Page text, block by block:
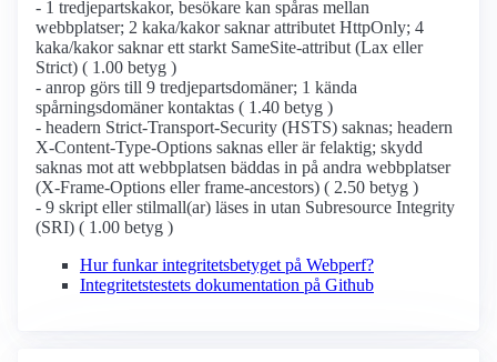
- 1 tredjepartskakor, besökare kan spåras mellan
webbplatser; 2 kaka/kakor saknar attributet HttpOnly; 4
kaka/kakor saknar ett starkt SameSite-attribut (Lax eller
Strict) ( 1.00 betyg )
- anrop görs till 9 tredjepartsdomäner; 1 kända
spårningsdomäner kontaktas ( 1.40 betyg )
- headern Strict-Transport-Security (HSTS) saknas; headern
X-Content-Type-Options saknas eller är felaktig; skydd
saknas mot att webbplatsen bäddas in på andra webbplatser
(X-Frame-Options eller frame-ancestors) ( 2.50 betyg )
- 9 skript eller stilmall(ar) läses in utan Subresource Integrity
(SRI) ( 1.00 betyg )
Hur funkar integritetsbetyget på Webperf?
Integritetstestets dokumentation på Github